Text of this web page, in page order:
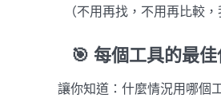
（不用再找，不用再比較，
🎯 每個工具的最
讓你知道：什麼情況用哪個